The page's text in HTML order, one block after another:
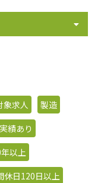
象求人
製造
績あり
以上
休日120日以上